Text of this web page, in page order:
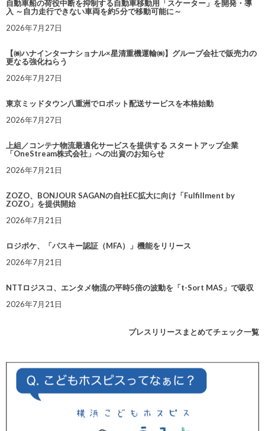
自動車船の荷役中断を抑制する自動車移動用「スケーター」を開発・導
入 ～自力走行できない車両を約5分で移動可能に～
2026年7月27日
【㈱ハナインターナショナル×星清重機運輸㈱】グループ会社で販売力の
更なる強化ねらう
2026年7月27日
東京ミッドタウン八重洲でロボット配送サービスを本格始動
2026年7月27日
上組／コンテナ物流最適化サービスを提供する スタートアップ企業
「OneStream株式会社」への出資のお知らせ
2026年7月21日
ZOZO、BONJOUR SAGANの自社EC拡大に向け「Fulfillment by
ZOZO」を提供開始
2026年7月21日
ロジポケ、「パスキー認証（MFA）」機能をリリース
2026年7月21日
NTTロジスコ、エンタメ物流の平時5倍の波動を「t-Sort MAS」で吸収
2026年7月21日
プレスリリースまとめてチェック一覧